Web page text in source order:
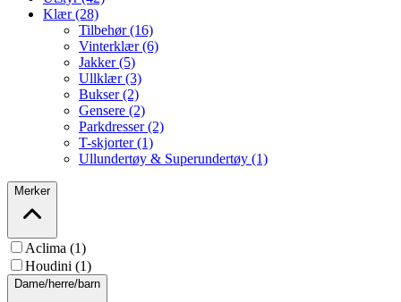
Klær (28)
Tilbehør (16)
Vinterklær (6)
Jakker (5)
Ullklær (3)
Bukser (2)
Gensere (2)
Parkdresser (2)
T-skjorter (1)
Ullundertøy & Superundertøy (1)
Merker
Aclima (1)
Houdini (1)
Dame/herre/barn